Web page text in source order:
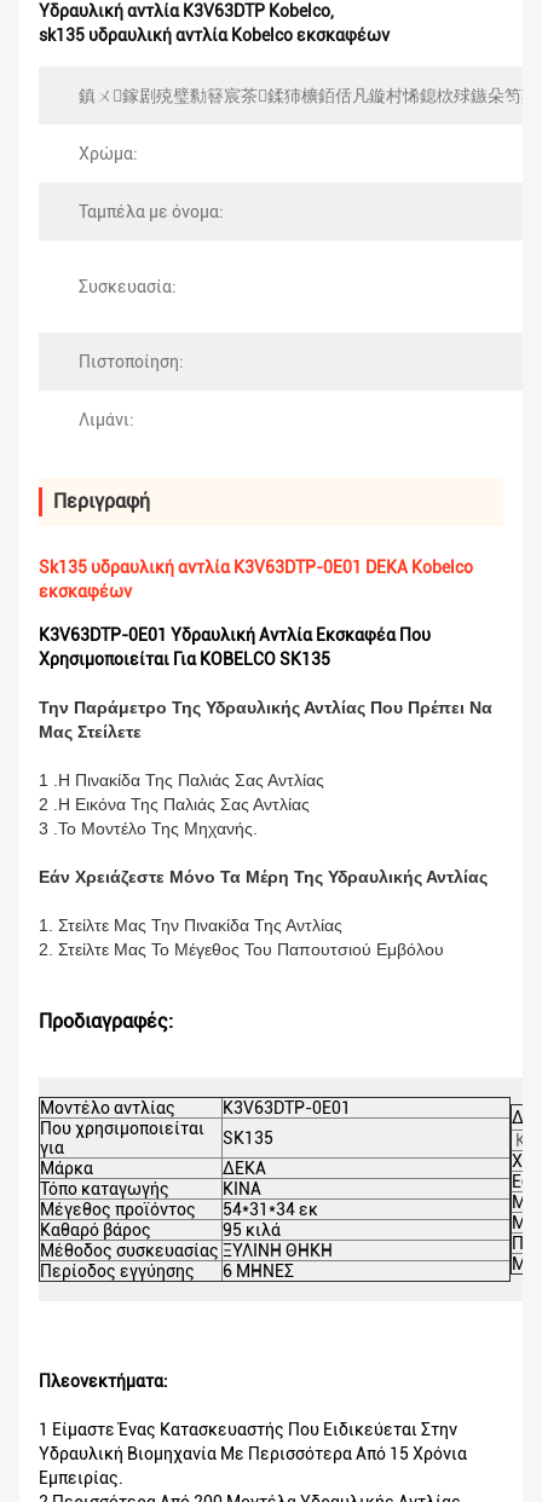
Υδραυλική αντλία K3V63DTP Kobelco,
sk135 υδραυλική αντλία Kobelco εκσκαφέων
鎮ㄨ鎵剧殑璧勬簮宸茶鍒犻櫎銆佸凡鏇村悕鎴栨殏鏃朵笉
Χρώμα:
Ταμπέλα με όνομα:
Συσκευασία:
Πιστοποίηση:
Λιμάνι:
Περιγραφή
Sk135 υδραυλική αντλία K3V63DTP-0E01 DEKA Kobelco
εκσκαφέων
K3V63DTP-0E01 Υδραυλική Αντλία Εκσκαφέα Που
Χρησιμοποιείται Για KOBELCO SK135
Την Παράμετρο Της Υδραυλικής Αντλίας Που Πρέπει Να
Μας Στείλετε
1 .Η Πινακίδα Της Παλιάς Σας Αντλίας
2 .Η Εικόνα Της Παλιάς Σας Αντλίας
3 .Το Μοντέλο Της Μηχανής.
Εάν Χρειάζεστε Μόνο Τα Μέρη Της Υδραυλικής Αντλίας
1. Στείλτε Μας Την Πινακίδα Της Αντλίας
2. Στείλτε Μας Το Μέγεθος Του Παπουτσιού Εμβόλου
Προδιαγραφές:
Μοντέλο αντλίας
K3V63DTP-0E01
Που χρησιμοποιείται
για
SK135
Μάρκα
ΔΕΚΑ
Τόπο καταγωγής
ΚΙΝΑ
Μέγεθος προϊόντος
54*31*34 εκ
Καθαρό βάρος
95 κιλά
Μέθοδος συσκευασίας ΞΥΛΙΝΗ ΘΗΚΗ
Περίοδος εγγύησης
6 ΜΗΝΕΣ
Πλεονεκτήματα:
1 Είμαστε Ένας Κατασκευαστής Που Ειδικεύεται Στην
Υδραυλική Βιομηχανία Με Περισσότερα Από 15 Χρόνια
Εμπειρίας.